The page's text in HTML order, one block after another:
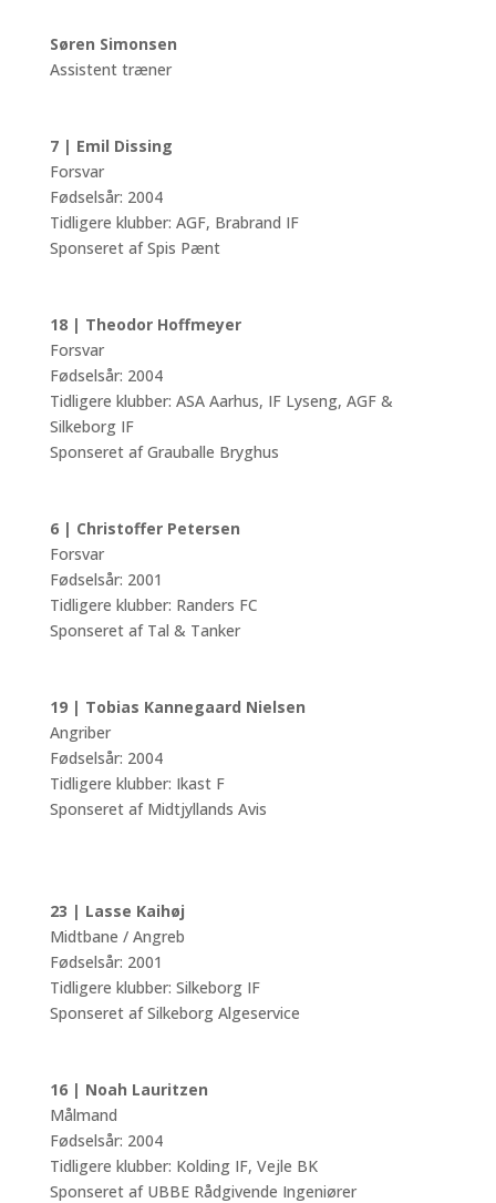
Søren Simonsen
Assistent træner
7 | Emil Dissing
Forsvar
Fødselsår: 2004
Tidligere klubber: AGF, Brabrand IF
Sponseret af Spis Pænt
18 | Theodor Hoffmeyer
Forsvar
Fødselsår: 2004
Tidligere klubber: ASA Aarhus, IF Lyseng, AGF &
Silkeborg IF
Sponseret af Grauballe Bryghus
6 | Christoffer Petersen
Forsvar
Fødselsår: 2001
Tidligere klubber: Randers FC
Sponseret af Tal & Tanker
19 | Tobias Kannegaard Nielsen
Angriber
Fødselsår: 2004
Tidligere klubber: Ikast F
Sponseret af Midtjyllands Avis
23 | Lasse Kaihøj
Midtbane / Angreb
Fødselsår: 2001
Tidligere klubber: Silkeborg IF
Sponseret af Silkeborg Algeservice
16 | Noah Lauritzen
Målmand
Fødselsår: 2004
Tidligere klubber: Kolding IF, Vejle BK
Sponseret af UBBE Rådgivende Ingeniører